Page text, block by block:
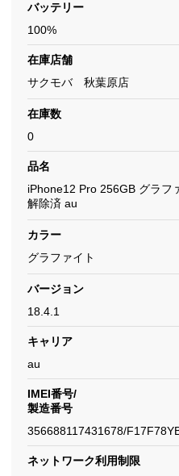
バッテリー
100%
在庫店舗
サクモバ 秋葉原店
在庫数
0
品名
iPhone12 Pro 256GB グラフ
解除済 au
カラー
グラファイト
バージョン
18.4.1
キャリア
au
IMEI番号/
製造番号
356688117431678/
ネットワーク利用制限